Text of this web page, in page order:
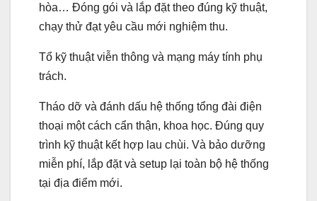
hòa… Đóng gói và lắp đặt theo đúng kỹ thuật,
chạy thử đạt yêu cầu mới nghiệm thu.
Tổ kỹ thuật viễn thông và mạng máy tính phụ
trách.
Tháo dỡ và đánh dấu hệ thống tổng đài điện
thoại một cách cẩn thận, khoa học. Đúng quy
trình kỹ thuật kết hợp lau chùi. Và bảo dưỡng
miễn phí, lắp đặt và setup lại toàn bộ hệ thống
tại địa điểm mới.